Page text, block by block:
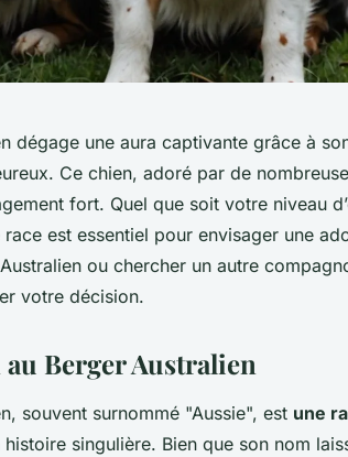
dégage une aura captivante grâce à
Ce chien, adoré par de
fort. Quel que soit votre niveau
est essentiel pour envisager une
ou chercher un autre
votre décision.
Berger Australien
souvent surnommé "Aussie", est une
singulière. Bien que son nom